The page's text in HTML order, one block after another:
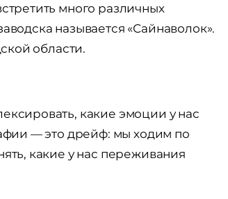
много различных
называется «Сайнаволок».
области.
какие эмоции у нас
— это дрейф: мы ходим по
какие у нас переживания